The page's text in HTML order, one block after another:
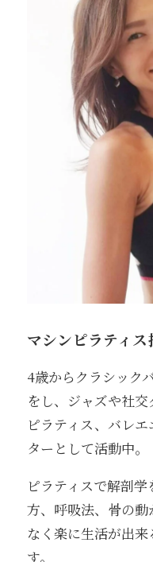
マシンピラティス
4歳からクラシック
をし、ジャズや社
ピラティス、バレ
ターとして活動中。
ピラティスで解剖
方、呼吸法、骨の
なく楽に生活が出
す。